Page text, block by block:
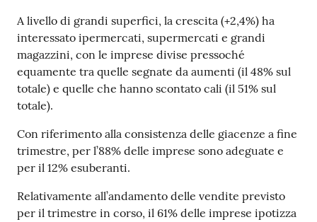
Accedi
Registrati
A livello di grandi superfici, la crescita (+2,4%) ha
interessato ipermercati, supermercati e grandi
magazzini, con le imprese divise pressoché
equamente tra quelle segnate da aumenti (il 48% sul
totale) e quelle che hanno scontato cali (il 51% sul
totale).
Con riferimento alla consistenza delle giacenze a fine
trimestre, per l’88% delle imprese sono adeguate e
per il 12% esuberanti.
Relativamente all’andamento delle vendite previsto
per il trimestre in corso, il 61% delle imprese ipotizza